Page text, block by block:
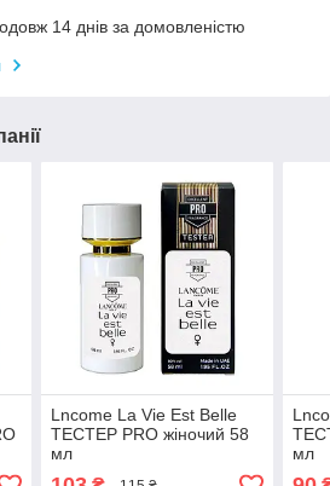
14 днів за домовленістю
Lncome La Vie Est Belle
ТЕСТЕР PRO жіночий 58
мл
мл